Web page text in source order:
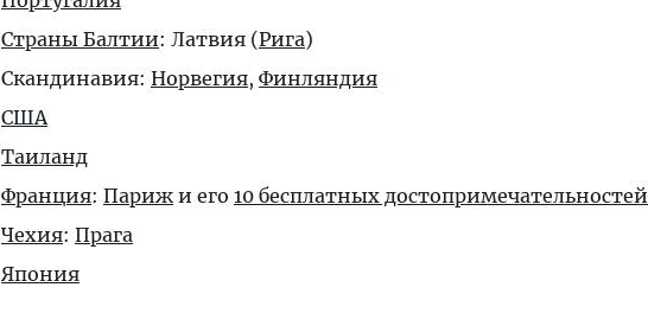
Страны Балтии: Латвия (Рига)
Скандинавия: Норвегия, Финляндия
США
Таиланд
Франция: Париж и его 10 бесплатных достопримечательностей
Чехия: Прага
Япония